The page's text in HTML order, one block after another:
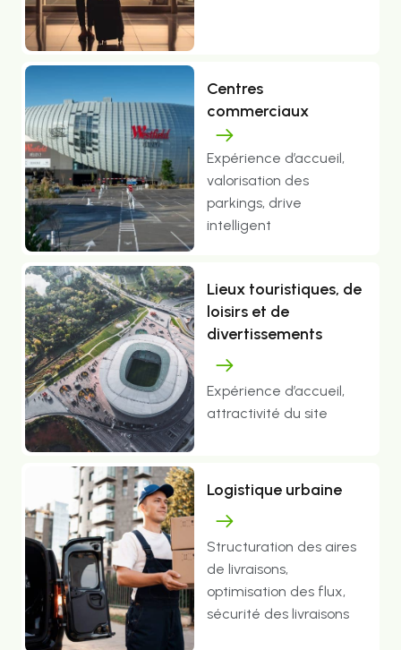
Centres
commerciaux
Expérience d’accueil,
valorisation des
parkings, drive
intelligent
Lieux touristiques, de
loisirs et de
divertissements
Expérience d’accueil,
attractivité du site
Logistique urbaine
Structuration des aires
de livraisons,
optimisation des flux,
sécurité des livraisons